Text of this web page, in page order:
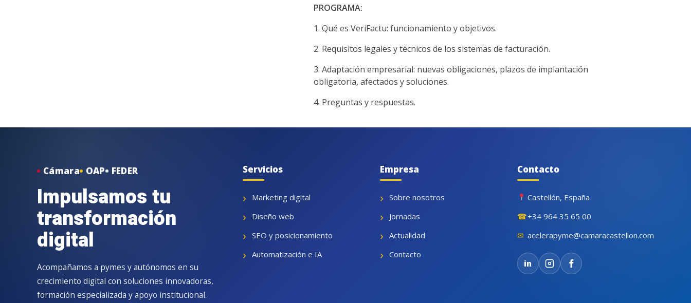
PROGRAMA:
Qué es VeriFactu: funcionamiento y objetivos.
Requisitos legales y técnicos de los sistemas de facturación.
Adaptación empresarial: nuevas obligaciones, plazos de implantación
obligatoria, afectados y soluciones.
Preguntas y respuestas.
Cámara OAP FEDER
Impulsamos tu
transformación
digital
Acompañamos a pymes y autónomos en su
crecimiento digital con soluciones innovadoras,
formación especializada y apoyo institucional.
Servicios
Marketing digital
Diseño web
SEO y posicionamiento
Automatización e IA
Empresa
Sobre nosotros
Jornadas
Actualidad
Contacto
Contacto
Castellón, España
☎+34 964 35 65 00
✉ acelerapyme@camaracastellon.com
in